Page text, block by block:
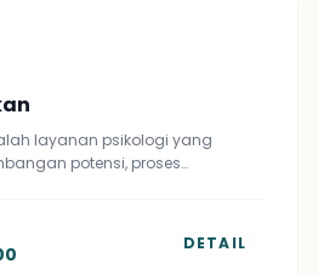
layanan psikologi yang
potensi, proses…
DETAIL